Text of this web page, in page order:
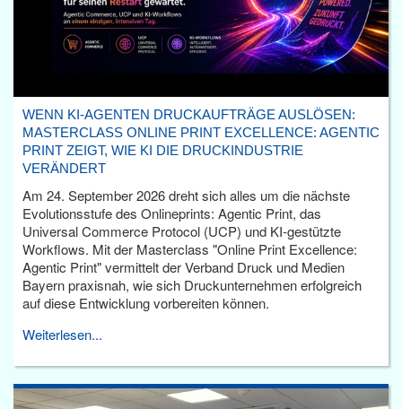
WENN KI-AGENTEN DRUCKAUFTRÄGE AUSLÖSEN:
MASTERCLASS ONLINE PRINT EXCELLENCE: AGENTIC
PRINT ZEIGT, WIE KI DIE DRUCKINDUSTRIE
VERÄNDERT
Am 24. September 2026 dreht sich alles um die nächste
Evolutionsstufe des Onlineprints: Agentic Print, das
Universal Commerce Protocol (UCP) und KI-gestützte
Workflows. Mit der Masterclass "Online Print Excellence:
Agentic Print" vermittelt der Verband Druck und Medien
Bayern praxisnah, wie sich Druckunternehmen erfolgreich
auf diese Entwicklung vorbereiten können.
Weiterlesen...